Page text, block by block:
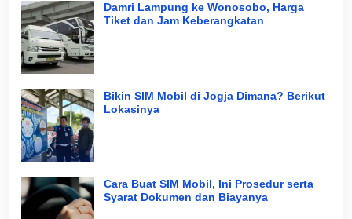
Damri Lampung ke Wonosobo, Harga
Tiket dan Jam Keberangkatan
Bikin SIM Mobil di Jogja Dimana? Berikut
Lokasinya
Cara Buat SIM Mobil, Ini Prosedur serta
Syarat Dokumen dan Biayanya